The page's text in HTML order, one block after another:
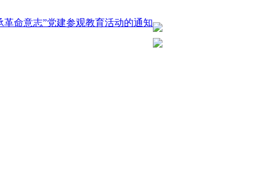
革命意志”党建参观教育活动的通知